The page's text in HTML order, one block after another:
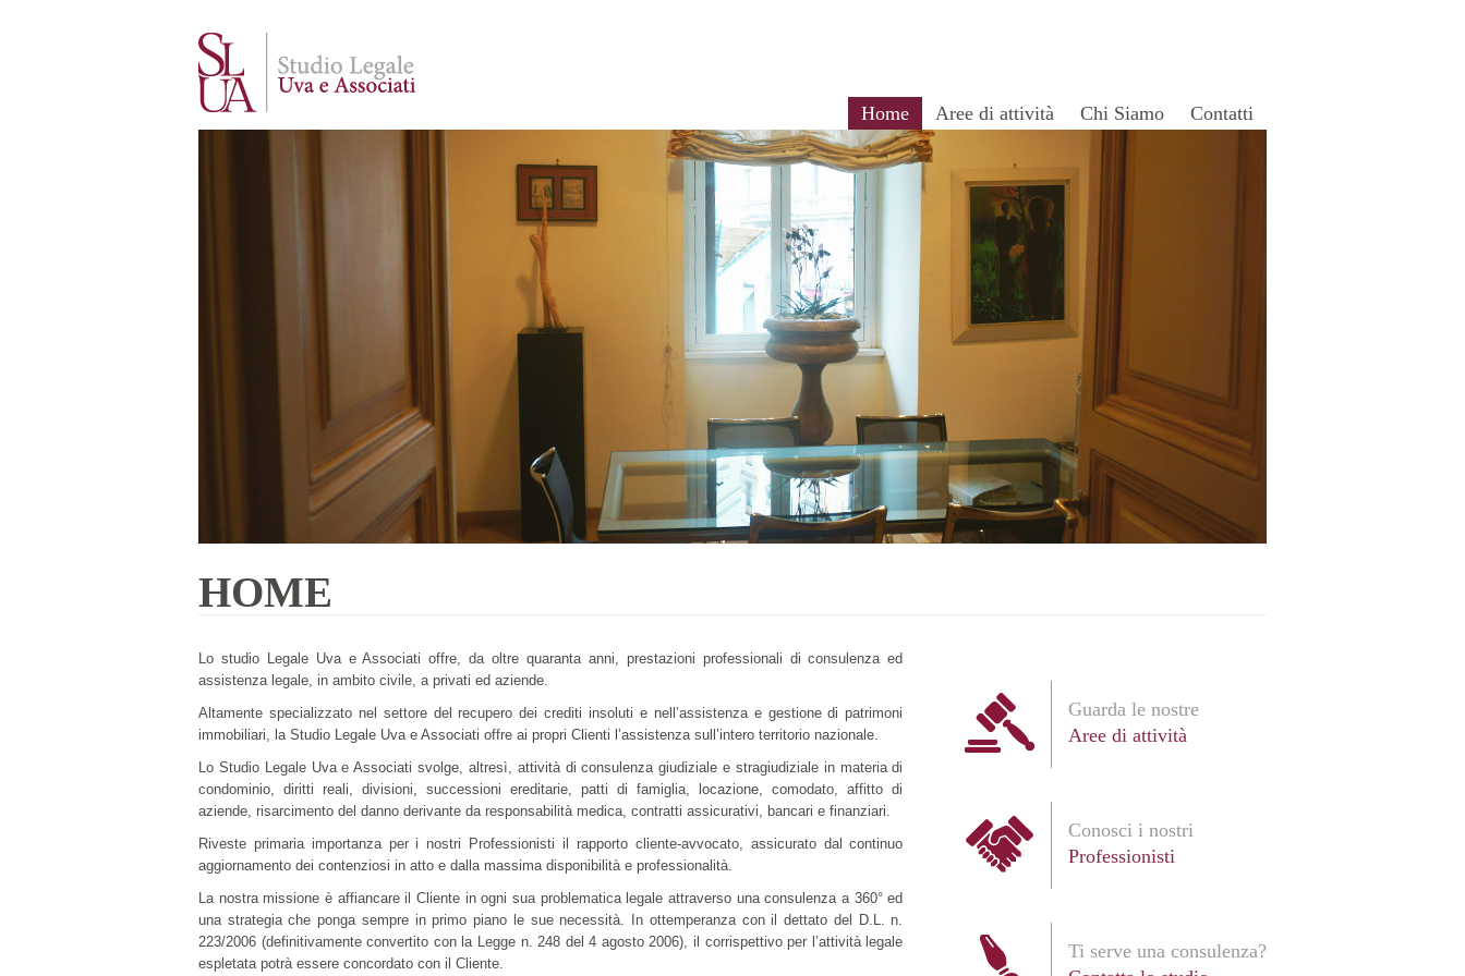
Home Aree di attività Chi Siamo Contatti
HOME
Lo studio Legale Uva e Associati offre, da oltre quaranta anni, prestazioni professionali di consulenza ed
assistenza legale, in ambito civile, a privati ed aziende.
Altamente specializzato nel settore del recupero dei crediti insoluti e nell’assistenza e gestione di patrimoni
immobiliari, la Studio Legale Uva e Associati offre ai propri Clienti l’assistenza sull’intero territorio nazionale.
Lo Studio Legale Uva e Associati svolge, altresì, attività di consulenza giudiziale e stragiudiziale in materia di
condominio, diritti reali, divisioni, successioni ereditarie, patti di famiglia, locazione, comodato, affitto di
aziende, risarcimento del danno derivante da responsabilità medica, contratti assicurativi, bancari e finanziari.
Riveste primaria importanza per i nostri Professionisti il rapporto cliente-avvocato, assicurato dal continuo
aggiornamento dei contenziosi in atto e dalla massima disponibilità e professionalità.
La nostra missione è affiancare il Cliente in ogni sua problematica legale attraverso una consulenza a 360° ed
una strategia che ponga sempre in primo piano le sue necessità. In ottemperanza con il dettato del D.L. n.
223/2006 (definitivamente convertito con la Legge n. 248 del 4 agosto 2006), il corrispettivo per l’attività legale
espletata potrà essere concordato con il Cliente.
Guarda le nostre
Aree di attività
Conosci i nostri
Professionisti
Ti serve una consulenza?